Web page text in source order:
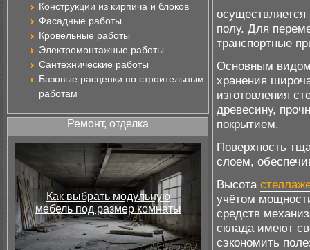
Конструкции из кирпича и блоков
Фасадные работы
Кровельные работы
Электромонтажные работы
Сантехнические работы
Базовые расценки по строительным
работам
Ремонт, отделка
Как выбрать модульную
мебель под размер комнаты
полу. Для
транспортные
Основным видом
хранения
изготовления
древесину,
покрытием.
Поверхность
слоем,
Высота
учётом
средств
склада имеют
сэкономить